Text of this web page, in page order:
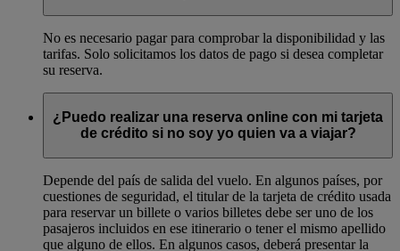
No es necesario pagar para comprobar la disponibilidad y las
tarifas. Solo solicitamos los datos de pago si desea completar
su reserva.
¿Puedo realizar una reserva online con mi tarjeta
de crédito si no soy yo quien va a viajar?
Depende del país de salida del vuelo. En algunos países, por
cuestiones de seguridad, el titular de la tarjeta de crédito usada
para reservar un billete o varios billetes debe ser uno de los
pasajeros incluidos en ese itinerario o tener el mismo apellido
que alguno de ellos. En algunos casos, deberá presentar la